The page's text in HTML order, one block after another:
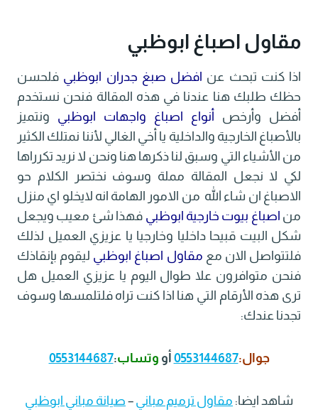
مقاول اصباغ ابوظبي
اذا كنت تبحث عن افضل صبغ جدران ابوظبي فلحسن
حظك طلبك هنا عندنا في هذه المقالة فنحن نستخدم
أفضل وأرخص أنواع اصباغ واجهات ابوظبي ونتميز
بالأصباغ الخارجية والداخلية يا أخي الغالي لأننا نمتلك الكثير
من الأشياء التي وسبق لنا ذكرها هنا ونحن لا نريد تكرراها
لكي لا نجعل المقالة مملة وسوف نختصر الكلام حو
الاصباغ ان شاء الله من الامور الهامة انه لايخلو اي منزل
من اصباغ بيوت خارجية ابوظبي فهذا شئ معيب ويجعل
شكل البيت قبيحا داخليا وخارجيا يا عزيزي العميل لذلك
فلتتواصل الان مع مقاول اصباغ ابوظبي ليقوم بإنقاذك
فنحن متوافرون علا طوال اليوم يا عزيزي العميل هل
ترى هذه الأرقام التي هنا اذا كنت تراه فلتلمسها وسوف
تجدنا عندك:
جوال:0553144687 أو وتساب:
0553144687
شاهد ايضا: مقاول ترميم مباني – صيانة مباني ابوظبي